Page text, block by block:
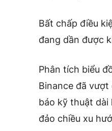
Bất chấp điều
đang dần được
Phân tích biểu
Binance đã
báo kỹ thuật dài
đảo chiều xu